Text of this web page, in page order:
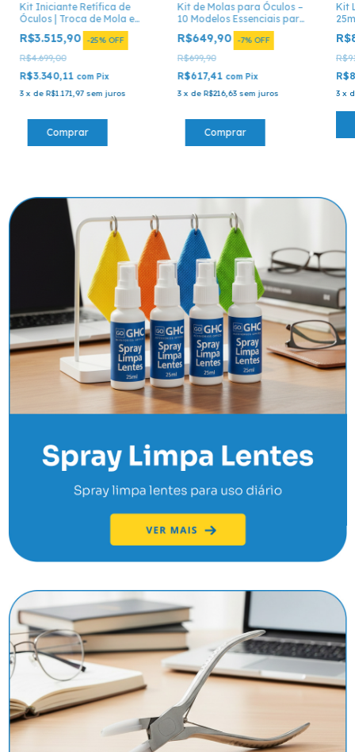
Kit Iniciante Retífica de
Óculos | Troca de Mola e
Conserto
R$3.515,90 -25% OFF
R$4.699,00
R$3.340,11 com Pix
3 x de R$1.171,97 sem juros
Kit de Molas para Óculos –
10 Modelos Essenciais para
Conserto Óptico
R$649,90 -7%OFF
R$699,90
R$617,41com Pix
3 xdeR$216,63 sem juros
Kit
3 x